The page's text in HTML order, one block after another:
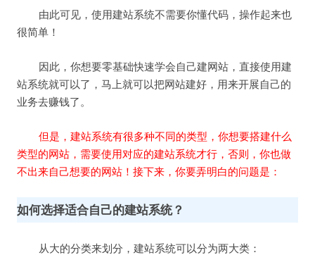
由此可见，使用建站系统不需要你懂代码，操作起来也
很简单！
因此，你想要零基础快速学会自己建网站，直接使用建
站系统就可以了，马上就可以把网站建好，用来开展自己的
业务去赚钱了。
但是，建站系统有很多种不同的类型，你想要搭建什么
类型的网站，需要使用对应的建站系统才行，否则，你也做
不出来自己想要的网站！接下来，你要弄明白的问题是：
如何选择适合自己的建站系统？
从大的分类来划分，建站系统可以分为两大类：